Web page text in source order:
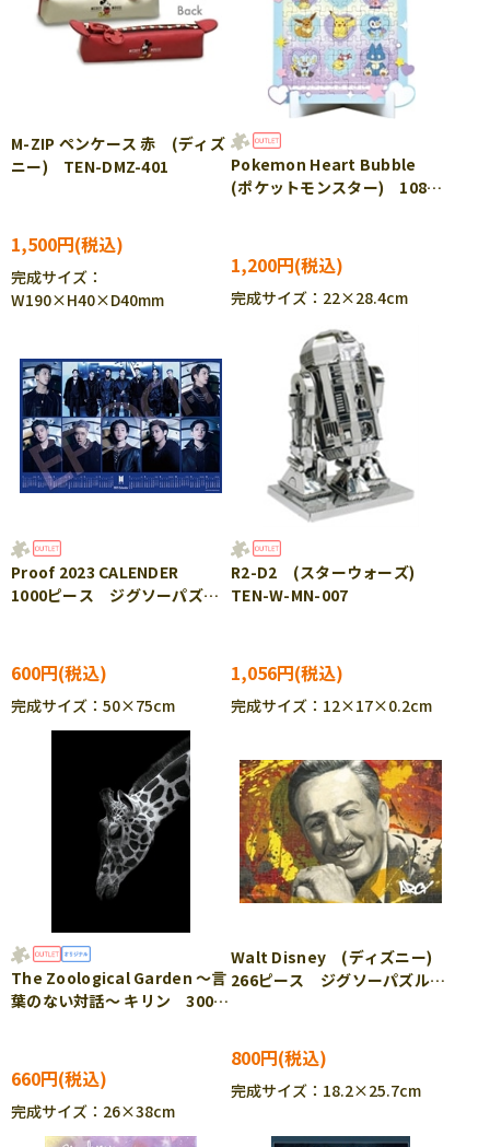
M-ZIP ペンケース 赤 (ディズ
ニー) TEN-DMZ-401
1,500円
完成サイズ：
W190×H40×D40mm
Pokemon Heart Bubble
(ポケットモンスター) 108ピ
1,200円
完成サイズ：22×28.4cm
Proof 2023 CALENDER
1000ピース ジグソーパズ
600円
完成サイズ：50×75cm
R2-D2 (スターウォーズ)
TEN-W-MN-007
1,056円
完成サイズ：12×17×0.2cm
The Zoological Garden ～言
葉のない対話～ キリン 300ピ
660円
完成サイズ：26×38cm
Walt Disney (ディズニー)
266ピース ジグソーパズル
800円
完成サイズ：18.2×25.7cm